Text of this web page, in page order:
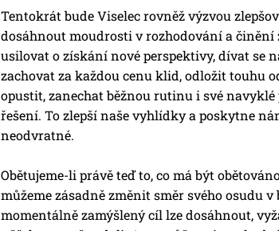
Tentokrát bude Viselec rovněž výzvou
dosáhnout moudrosti v rozhodování a
usilovat o získání nové perspektivy, dívat se
zachovat za každou cenu klid, odložit touhu
opustit, zanechat běžnou rutinu i své navyklé
řešení. To zlepší naše vyhlídky a poskytne
neodvratné.
Obětujeme-li právě teď to, co má být
můžeme zásadně změnit směr svého osudu
momentálně zamýšlený cíl lze dosáhnout,